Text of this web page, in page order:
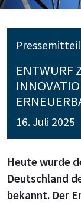
ENTWURF
16. Juli 2025
Heute wurde
Deutschland
bekannt. Der